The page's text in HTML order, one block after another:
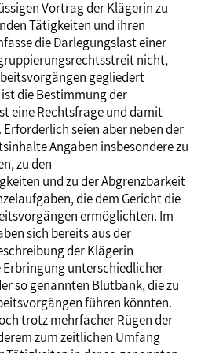
Vortrag der Klägerin zu
Tätigkeiten und ihren
die Darlegungslast einer
nicht,
gegliedert
die Bestimmung der
eine Rechtsfrage und damit
Erforderlich seien aber neben der
Angaben insbesondere zu
zu den
und zu der Abgrenzbarkeit
die dem Gericht die
ermöglichten. Im
sich bereits aus der
der Klägerin
unterschiedlicher
so genannten Blutbank, die zu
führen könnten.
trotz mehrfacher Rügen der
zum zeitlichen Umfang